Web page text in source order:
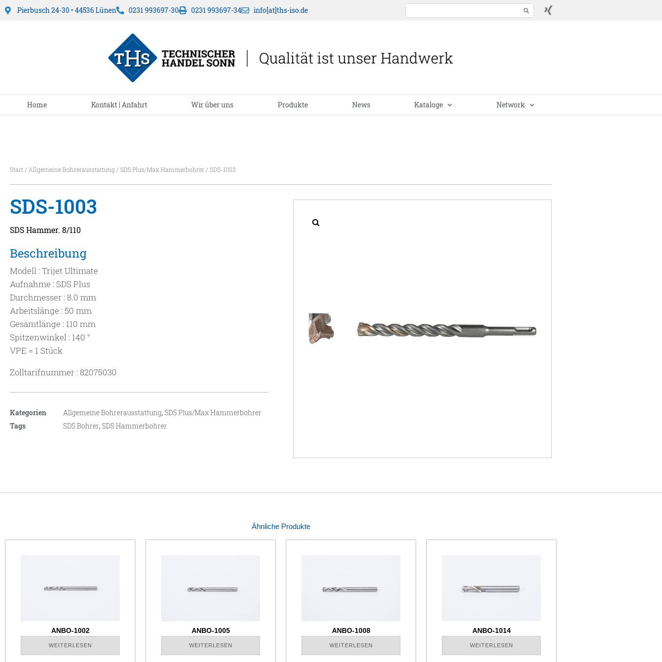
Pierbusch 24-30 • 44536 Lünen 0231 993697-30 0231 993697-34 info[at]ths-iso.de
Home Kontakt | Anfahrt Wir über uns Produkte News Kataloge Network
Start / Allgemeine Bohrerausstattung / SDS Plus/Max Hammerbohrer / SDS-1003
SDS-1003
SDS Hammer. 8/110
Beschreibung
Modell : Trijet Ultimate
Aufnahme : SDS Plus
Durchmesser : 8.0 mm
Arbeitslänge : 50 mm
Gesamtlänge : 110 mm
Spitzenwinkel : 140 °
VPE = 1 Stück
Zolltarifnummer : 82075030
Kategorien Allgemeine Bohrerausstattung,SDS Plus/Max Hammerbohrer
Tags
SDS Bohrer,SDS Hammerbohrer
Ähnliche Produkte
ANBO-1002
WEITERLESEN
ANBO-1005
WEITERLESEN
ANBO-1008
WEITERLESEN
ANBO-1014
WEITERLESEN